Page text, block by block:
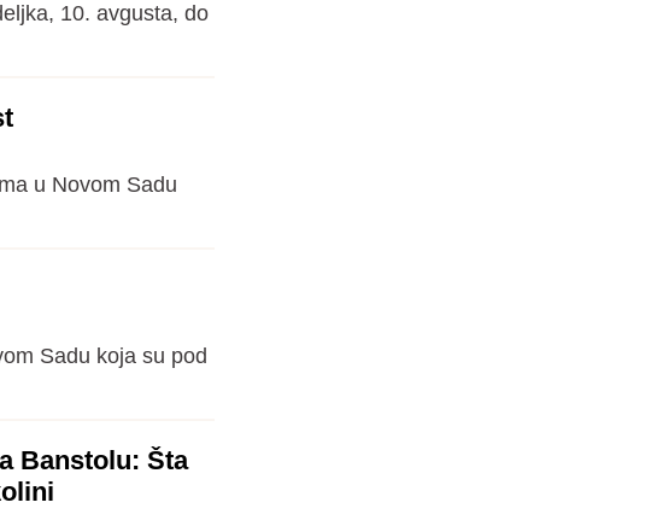
10. avgusta, do
u Novom Sadu
Sadu koja su pod
Banstolu: Šta